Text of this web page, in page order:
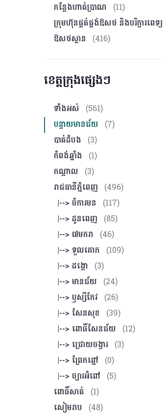
កន្លែងហាត់ប្រាណ
(11)
ក្រុមហ៊ុនផ្គត់ផ្គង់ឱសថ និងបរិក្ខារពេទ្យ
ឱសថស្ថាន
(416)
ខេត្តក្រុងផ្សេងៗ
ទាំងអស់
(561)
បន្ទាយមានជ័យ
(7)
បាត់ដំបង
(3)
កំពង់ឆ្នាំង
(1)
កណ្ដាល
(3)
រាជធានីភ្នំពេញ
(496)
|--> ចំការមន
(117)
|--> ដូនពេញ
(85)
|--> ៧មករា
(46)
|--> ទួលគោក
(109)
|--> ដង្កោ
(3)
|--> មានជ័យ
(24)
|--> ឫស្សីកែវ
(26)
|--> សែនសុខ
(39)
|--> ពោធិ៍សែនជ័យ
(12)
|--> ជ្រោយចង្វារ (3)
|--> ព្រែកព្នៅ
(0)
|--> ច្បារអំពៅ
(5)
ពោធិ៍សាត់
(1)
សៀមរាប
(48)